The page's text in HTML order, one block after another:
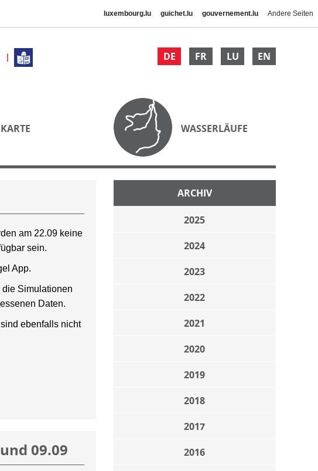
luxembourg.lu guichet.lu gouvernement.lu Andere Seiten
DE FR LU EN
KARTE WASSERLÄUFE
ARCHIV
2025
2024
2023
2022
2021
2020
2019
2018
2017
2016
am 22.09 keine
sein.
App.
die Simulationen
Daten.
ebenfalls nicht
09.09